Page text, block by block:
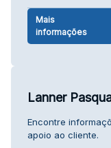
Mais
informações
Lanner
Encontre
apoio ao cliente.